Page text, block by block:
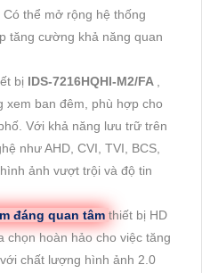
thể mở rộng hệ thống
tăng cường khả năng quan
bị IDS-7216HQHI-M2/FA
xem ban đêm, phù hợp cho
Với khả năng lưu trữ trên
như AHD, CVI, TVI, BCS,
ảnh vượt trội và độ tin
đáng quan tâm thiết bị HD
chọn hoàn hảo cho việc tăng
chất lượng hình ảnh 2.0